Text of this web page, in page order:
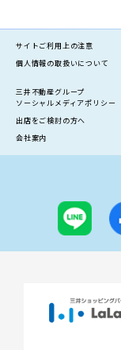
サイトご利用上の注意
個人情報の取扱いについて
三井不動産グループ
ソーシャルメディアポリシー
出店をご検討の方へ
会社案内